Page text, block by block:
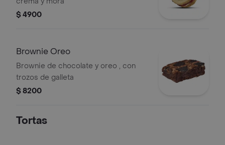
$ 4900
Brownie Oreo
Brownie de chocolate y oreo , con
trozos de galleta
$ 8200
Tortas